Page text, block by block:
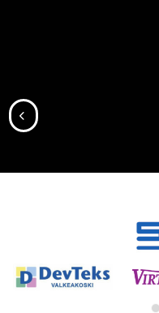
SIIRRY EDELLISEEN